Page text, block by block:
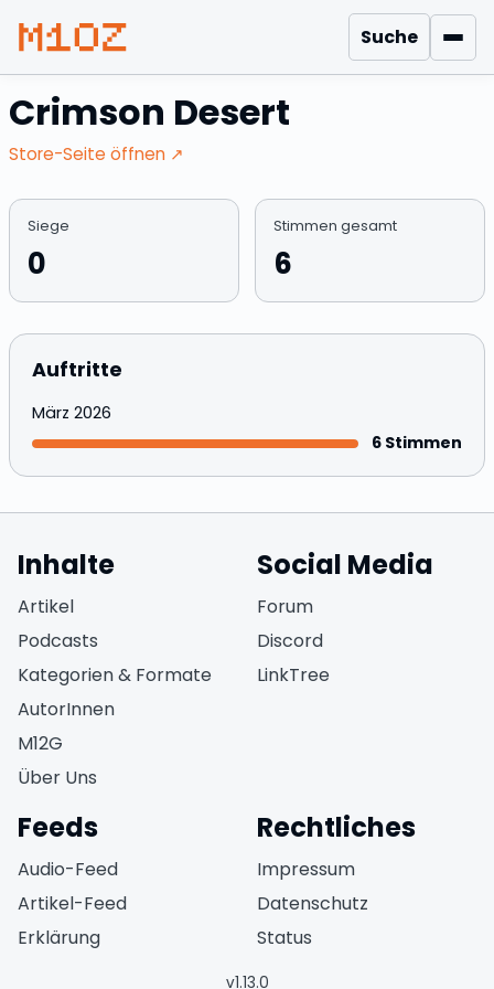
Suche
Crimson Desert
Store-Seite öffnen ↗
Siege
0
Stimmen gesamt
6
Auftritte
März 2026
6 Stimmen
Inhalte
Artikel
Podcasts
Kategorien & Formate
AutorInnen
M12G
Über Uns
Social Media
Forum(öffnet in neuem
Discord(öffnet in neuem
LinkTree(öffnet in neuem
Feeds
Audio-Feed(öffnet in neuem Fenster)
Artikel-Feed(öffnet in neuem Fenster)
Erklärung
Rechtliches
Impressum
Datenschutz
Status
v1.13.0